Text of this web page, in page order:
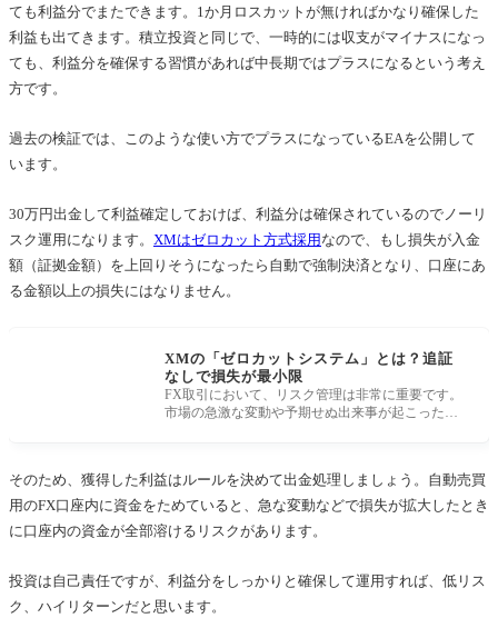
ても利益分でまたできます。1か月ロスカットが無ければかなり確保した
利益も出てきます。積立投資と同じで、一時的には収支がマイナスになっ
ても、利益分を確保する習慣があれば中長期ではプラスになるという考え
方です。
過去の検証では、このような使い方でプラスになっているEAを公開して
います。
30万円出金して利益確定しておけば、利益分は確保されているのでノーリ
スク運用になります。 XMはゼロカット方式採用 なので、もし損失が入金
額（証拠金額）を上回りそうになったら自動で強制決済となり、口座にあ
る金額以上の損失にはなりません。
XMの「ゼロカットシステム」とは？追証
なしで損失が最小限
FX取引において、リスク管理は非常に重要です。
市場の急激な変動や予期せぬ出来事が起こった
そのため、獲得した利益はルールを決めて出金処理しましょう。自動売買
用のFX口座内に資金をためていると、急な変動などで損失が拡大したとき
に口座内の資金が全部溶けるリスクがあります。
投資は自己責任ですが、利益分をしっかりと確保して運用すれば、低リス
ク、ハイリターンだと思います。